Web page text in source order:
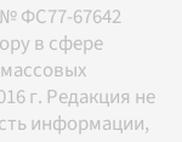
ФС77-67642
в сфере
г. Редакция не
информации,